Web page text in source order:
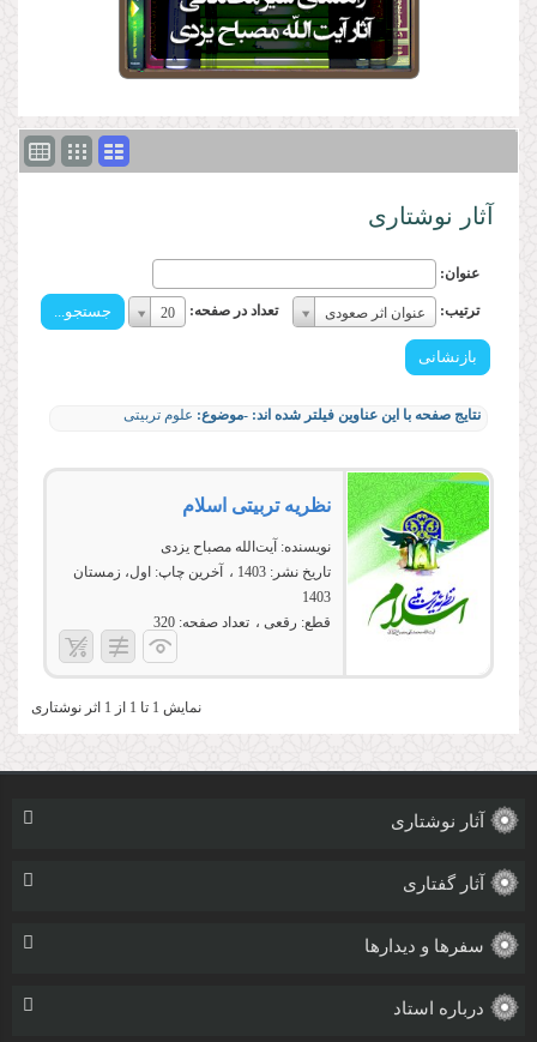
آثار نوشتاری
عنوان:
ترتیب: عنوان اثر صعودی
ترتیب:
تعداد در صفحه: 20
تعداد
در
نتایج صفحه با این عناوین فیلتر شده اند: -موضوع: علوم تربیتی
نظریه تربیتی اسلام
نویسنده: آیت‌الله مصباح یزدی
تاریخ نشر: 1403 آخرین چاپ: اول، زمستان
1403
قطع: رقعی تعداد صفحه: 320
نمایش 1 تا 1 از 1 اثر نوشتاری
آثار نوشتاری
آثار گفتاری
سفرها و دیدارها
درباره استاد